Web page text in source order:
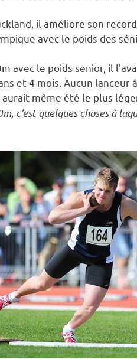
il améliore son
avec le poids des
avec le poids senior, il
et 4 mois. Aucun lanceur
même été le plus
c’est quelques choses à